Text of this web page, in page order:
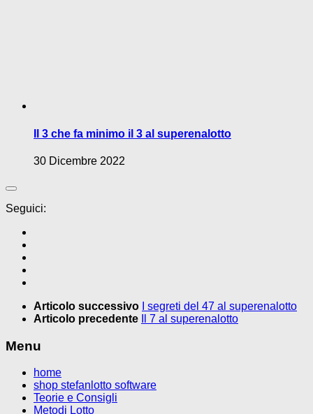
Il 3 che fa minimo il 3 al superenalotto
30 Dicembre 2022
Seguici:
Articolo successivo
I segreti del 47 al superenalotto
Articolo precedente
Il 7 al superenalotto
Menu
home
shop stefanlotto software
Teorie e Consigli
Metodi Lotto